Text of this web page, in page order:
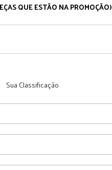
QUE ESTÃO NA PROMOÇÃO)
Sua Classificação